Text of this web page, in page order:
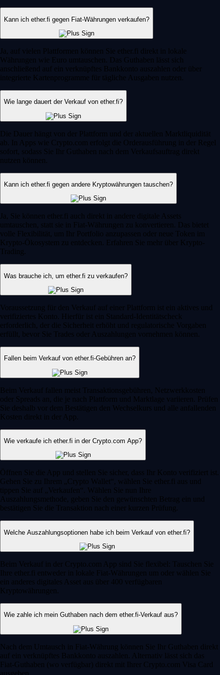
Kann ich ether.fi gegen Fiat-Währungen verkaufen?
Ja, auf vielen Plattformen können Sie ether.fi direkt in lokale
Währungen wie Euro umtauschen. Das Guthaben lässt sich
anschließend auf ein verknüpftes Bankkonto auszahlen oder über
integrierte Kartenprogramme für tägliche Ausgaben nutzen.
Wie lange dauert der Verkauf von ether.fi?
Die Dauer hängt von der Plattform und der aktuellen Marktliquidität
ab. In Apps wie Crypto.com erfolgt die Orderausführung in der Regel
sofort, sodass Sie Ihr Guthaben nach dem Verkaufsauftrag direkt
nutzen können.
Kann ich ether.fi gegen andere Kryptowährungen tauschen?
Ja, Sie können ether.fi auch direkt in andere digitale Assets
umtauschen, statt sie in Fiat-Währungen zu konvertieren. Das bietet
volle Flexibilität, um Ihr Portfolio anzupassen oder neue Token im
Krypto-Ökosystem zu entdecken. Erfahren Sie mehr über Krypto-
Trading.
Was brauche ich, um ether.fi zu verkaufen?
Voraussetzung für den Verkauf auf einer Plattform ist ein aktives und
verifiziertes Konto. Hierfür ist ein Standard-Identitätscheck
erforderlich, der die Sicherheit erhöht und regulatorische Vorgaben
erfüllt, bevor Sie Trades oder Auszahlungen vornehmen können.
Fallen beim Verkauf von ether.fi-Gebühren an?
Beim Verkauf fallen meist Transaktionsgebühren, Netzwerkkosten
oder Spreads an, die je nach Plattform und Marktlage variieren. Prüfen
Sie deshalb vor dem Bestätigen den Wechselkurs und alle anfallenden
Kosten direkt in der App.
Wie verkaufe ich ether.fi in der Crypto.com App?
Öffnen Sie die App und stellen Sie sicher, dass Ihr Konto verifiziert ist.
Gehen Sie zu Ihrem „Crypto Wallet“, wählen Sie ether.fi aus und
tippen Sie auf „Verkaufen“. Wählen Sie nun Ihre
Auszahlungsmethode, geben Sie den gewünschten Betrag ein und
bestätigen Sie die Transaktion nach einer kurzen Prüfung.
Welche Auszahlungsoptionen habe ich beim Verkauf von ether.fi?
Beim Verkauf in der Crypto.com App sind Sie flexibel: Tauschen Sie
Ihre ether.fi entweder in lokale Fiat-Währungen um oder wählen Sie
ein anderes digitales Asset aus über 400 verfügbaren
Kryptowährungen.
Wie zahle ich mein Guthaben nach dem ether.fi-Verkauf aus?
Nach dem Umtausch in Fiat-Währung können Sie Ihr Guthaben direkt
auf ein verknüpftes Bankkonto auszahlen. Alternativ lässt sich das
Fiat-Guthaben (wo verfügbar) direkt mit Ihrer Crypto.com Visa Card
ausgeben.